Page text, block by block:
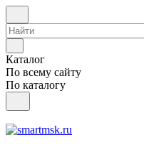
Каталог
По всему сайту
По каталогу